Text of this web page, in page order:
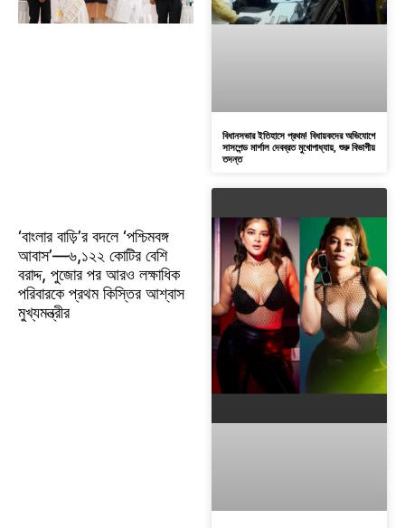
‘বাংলার বাড়ি’র বদলে ‘পশ্চিমবঙ্গ
আবাস’—৬,১২২ কোটির বেশি
বরাদ্দ, পুজোর পর আরও লক্ষাধিক
পরিবারকে প্রথম কিস্তির আশ্বাস
মুখ্যমন্ত্রীর
বিধানসভার ইতিহাসে প্রথম! বিধায়কদের অভিযোগে
সাসপেন্ড মার্শাল দেবব্রত মুখোপাধ্যায়, শুরু বিভাগীয়
তদন্ত